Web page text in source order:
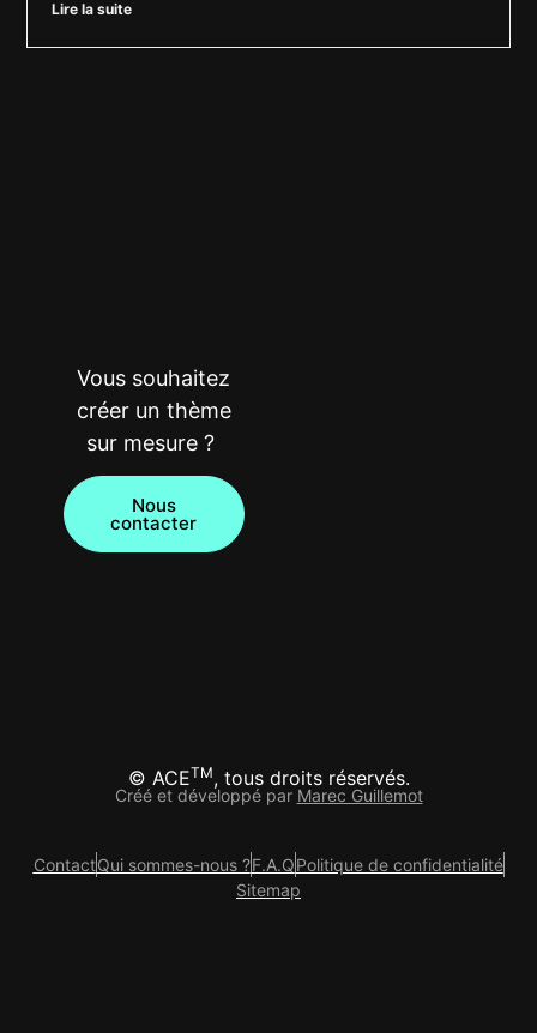
Lire la suite
Vous souhaitez
créer un thème
sur mesure ?
Nous
contacter
© ACETM, tous droits réservés.
Créé et développé par Marec Guillemot
ContactQui sommes-nous ?F.A.QPolitique de confidentialité
Sitemap